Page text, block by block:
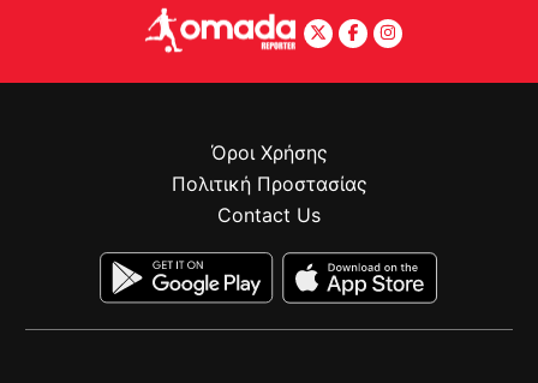
Όροι Χρήσης
Πολιτική Προστασίας
Contact Us